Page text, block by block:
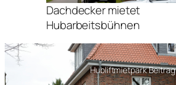
Dachdecker mietet
Hubarbeitsbühnen
Hubliftmietpark Beitrag